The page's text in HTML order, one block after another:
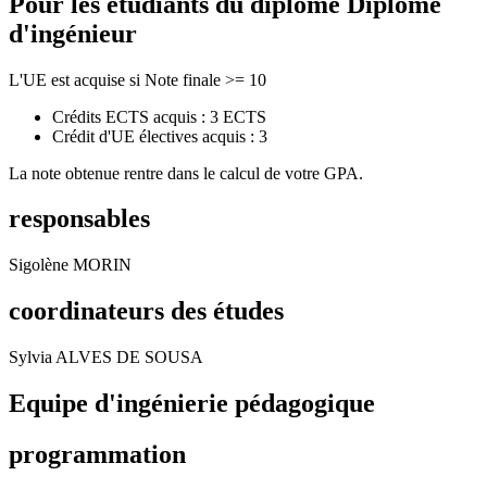
d'ingénieur
L'UE est acquise si Note finale >= 10
Crédits ECTS acquis : 3 ECTS
Crédit d'UE électives acquis : 3
La note obtenue rentre dans le calcul de votre GPA.
responsables
Sigolène MORIN
coordinateurs des études
Sylvia ALVES DE SOUSA
Equipe d'ingénierie pédagogique
programmation